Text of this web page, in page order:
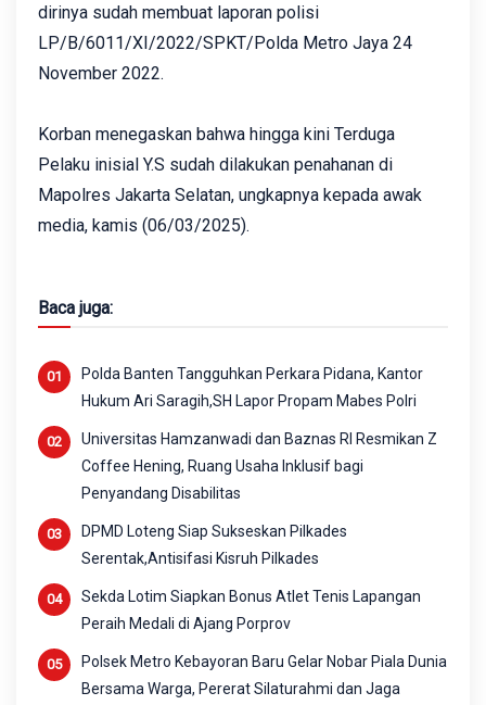
dirinya sudah membuat laporan polisi
LP/B/6011/XI/2022/SPKT/Polda Metro Jaya 24
November 2022.
Korban menegaskan bahwa hingga kini Terduga
Pelaku inisial Y.S sudah dilakukan penahanan di
Mapolres Jakarta Selatan, ungkapnya kepada awak
media, kamis (06/03/2025).
Baca juga:
Polda Banten Tangguhkan Perkara Pidana, Kantor
Hukum Ari Saragih,SH Lapor Propam Mabes Polri
Universitas Hamzanwadi dan Baznas RI Resmikan Z
Coffee Hening, Ruang Usaha Inklusif bagi
Penyandang Disabilitas
DPMD Loteng Siap Sukseskan Pilkades
Serentak,Antisifasi Kisruh Pilkades
Sekda Lotim Siapkan Bonus Atlet Tenis Lapangan
Peraih Medali di Ajang Porprov
Polsek Metro Kebayoran Baru Gelar Nobar Piala Dunia
Bersama Warga, Pererat Silaturahmi dan Jaga